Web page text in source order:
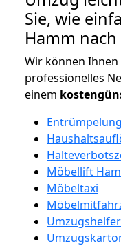
Sie, wie
Hamm
Wir können
professionelles
einem
Entrümpelung
Möbellift
Möbeltaxi